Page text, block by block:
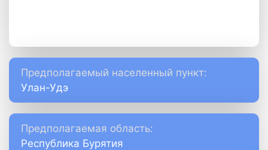
Предполагаемый населенный пункт:
Улан-Удэ
Предполагаемая область:
Республика Бурятия